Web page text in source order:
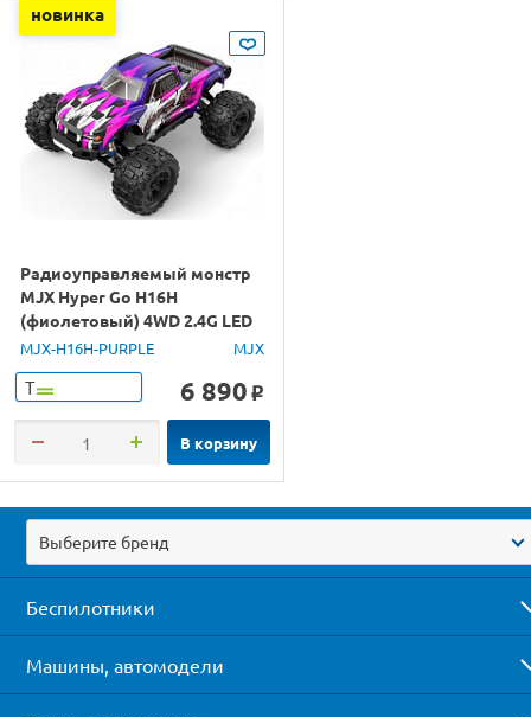
новинка
Радиоуправляемый монстр
MJX Hyper Go H16H
(фиолетовый) 4WD 2.4G LED
GPS 1/16 RTR
MJX-H16H-PURPLE MJX
Т 6 890 o
В корзину
Выберите бренд
Беспилотники
Машины, автомодели